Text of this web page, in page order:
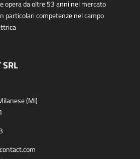
opera da oltre 53 anni nel mercato
particolari competenze nel campo
SRL
(MI)